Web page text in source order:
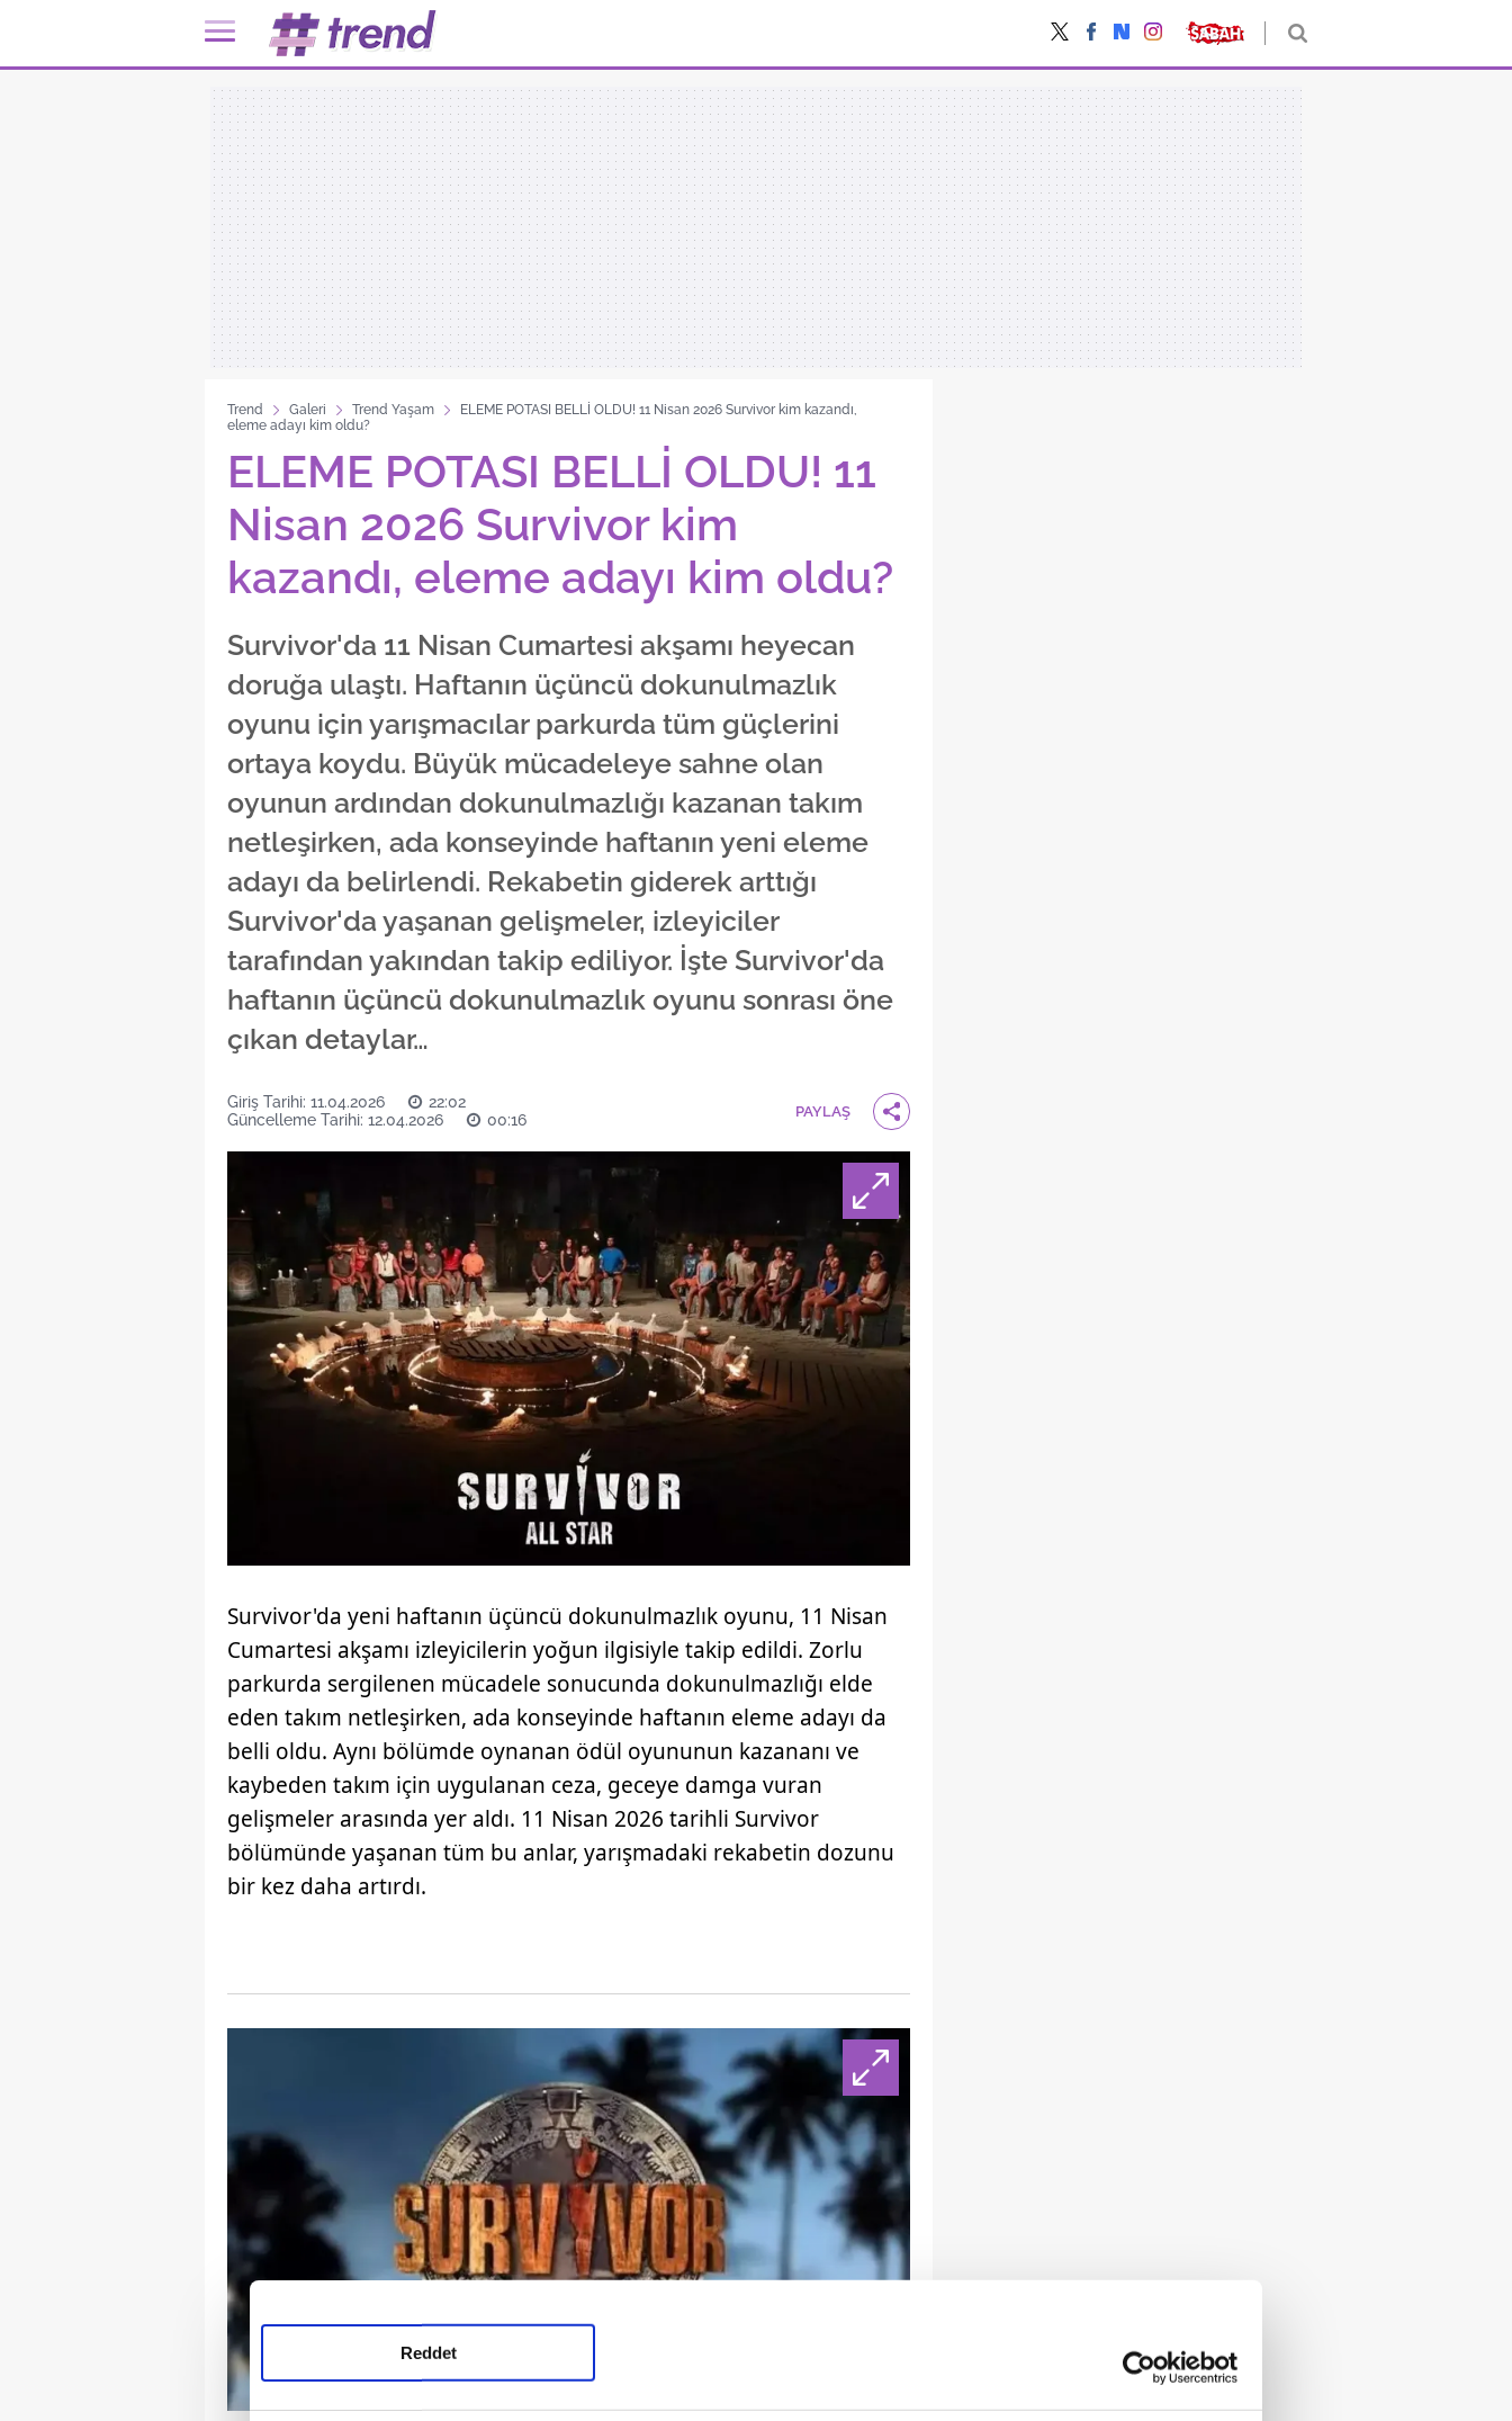
Reddet
Trend Galeri Trend Yaşam
ELEME POTASI BELLİ OLDU! 11 Nisan 2026 Survivor kim kazandı,
eleme adayı kim oldu?
ELEME POTASI BELLİ OLDU! 11
Nisan 2026 Survivor kim
kazandı, eleme adayı kim oldu?
Survivor'da 11 Nisan Cumartesi akşamı heyecan
doruğa ulaştı. Haftanın üçüncü dokunulmazlık
oyunu için yarışmacılar parkurda tüm güçlerini
ortaya koydu. Büyük mücadeleye sahne olan
oyunun ardından dokunulmazlığı kazanan takım
netleşirken, ada konseyinde haftanın yeni eleme
adayı da belirlendi. Rekabetin giderek arttığı
Survivor'da yaşanan gelişmeler, izleyiciler
tarafından yakından takip ediliyor. İşte Survivor'da
haftanın üçüncü dokunulmazlık oyunu sonrası öne
çıkan detaylar…
Giriş Tarihi: 11.04.2026
22:02
Güncelleme Tarihi: 12.04.2026
00:16 PAYLAŞ
Survivor'da yeni haftanın üçüncü dokunulmazlık oyunu, 11 Nisan
Cumartesi akşamı izleyicilerin yoğun ilgisiyle takip edildi. Zorlu
parkurda sergilenen mücadele sonucunda dokunulmazlığı elde
eden takım netleşirken, ada konseyinde haftanın eleme adayı da
belli oldu. Aynı bölümde oynanan ödül oyununun kazananı ve
kaybeden takım için uygulanan ceza, geceye damga vuran
gelişmeler arasında yer aldı. 11 Nisan 2026 tarihli Survivor
bölümünde yaşanan tüm bu anlar, yarışmadaki rekabetin dozunu
bir kez daha artırdı.